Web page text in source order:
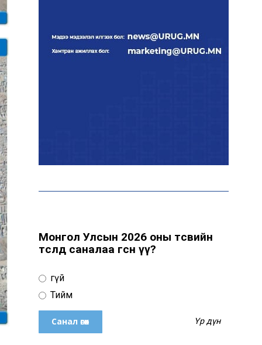
Шатахууны нийлүүлэлт
Монгол Улсын 2026 оны төсвийн
төсөлд саналаа өгсөн үү?
Үгүй
Тийм
Үр дүн